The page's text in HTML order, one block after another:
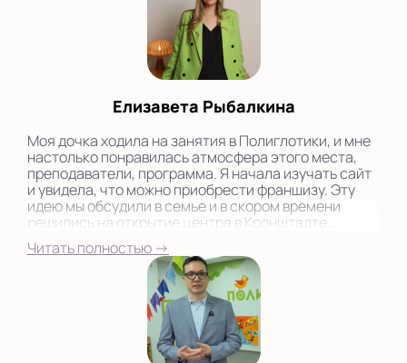
Елизавета Рыбалкина
Моя дочка ходила на занятия в Полиглотики, и мне
настолько понравилась атмосфера этого места,
преподаватели, программа. Я начала изучать сайт
и увидела, что можно приобрести франшизу. Эту
идею мы обсудили в семье и в скором времени
решились на открытие центра в Кронштадте...
Читать полностью →